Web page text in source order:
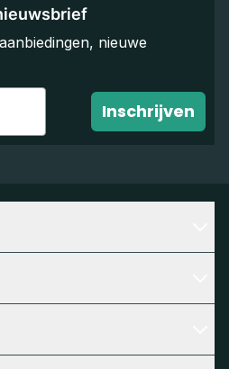
nieuwe
Inschrijven